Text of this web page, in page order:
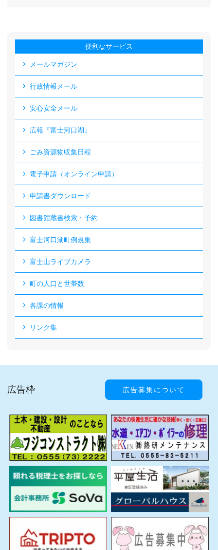
便利なサービス
メールマガジン
行政情報メール
安心安全メール
広報『富士河口湖』
ごみ資源物収集日程
電子申請（オンライン申請）
申請書ダウンロード
図書館蔵書検索・予約
富士河口湖町例規集
富士山ライブカメラ
町の人口と世帯数
各課の情報
リンク集
広告枠 広告募集について